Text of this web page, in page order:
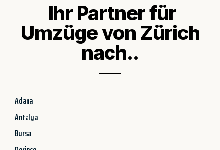
Ihr Partner für
Umzüge von Zürich
nach..
Adana
Antalya
Bursa